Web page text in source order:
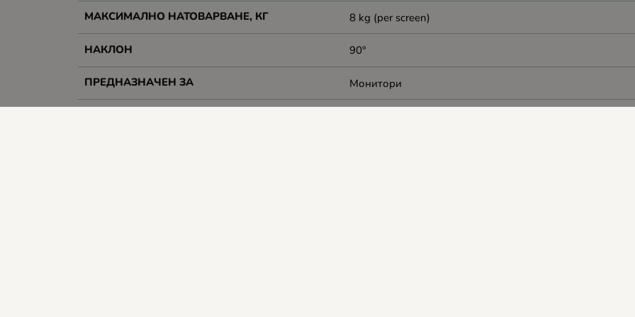
МАКСИМАЛНО НАТОВАРВАНЕ, КГ 8 kg (per screen)
НАКЛОН 90°
ПРЕДНАЗНАЧЕН ЗА Mонитори